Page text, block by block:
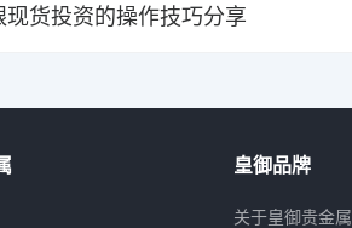
现货投资的操作技巧分享
皇御品牌
关于皇御贵金属